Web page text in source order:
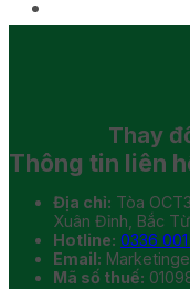
Thay
Thông tin liên
Địa chỉ: Tòa
Xuân Đỉnh, Bắc
Hotline: 0336
Email:
Mã số thuế: